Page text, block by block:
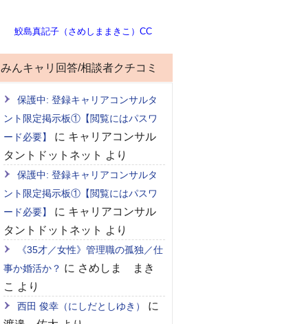
鮫島真記子（さめしままきこ）CC
みんキャリ回答/相談者クチコミ
保護中: 登録キャリアコンサルタ
ント限定掲示板①【閲覧にはパスワ
ード必要】
に キャリアコンサル
タントドットネット より
保護中: 登録キャリアコンサルタ
ント限定掲示板①【閲覧にはパスワ
ード必要】
に キャリアコンサル
タントドットネット より
《35才／女性》管理職の孤独／仕
事か婚活か？ に さめしま まき
こ より
西田 俊幸（にしだとしゆき）
に